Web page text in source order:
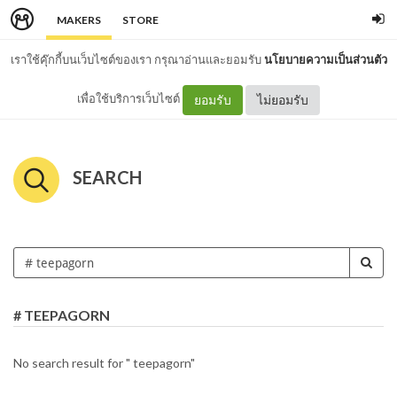
MAKERS STORE
เราใช้คุ๊กกี้บนเว็บไซต์ของเรา กรุณาอ่านและยอมรับนโยบายความเป็นส่วนตัว
เพื่อใช้บริการเว็บไซต์ ยอมรับ ไม่ยอมรับ
SEARCH
# TEEPAGORN
No search result for " teepagorn"